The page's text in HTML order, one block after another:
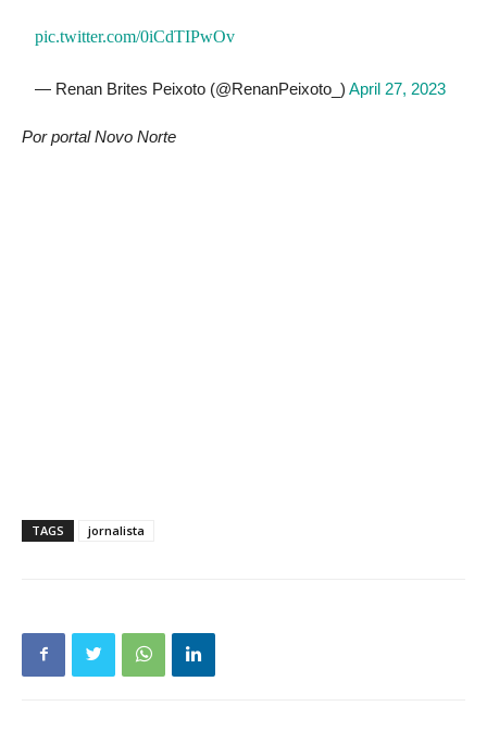
pic.twitter.com/0iCdTIPwOv
— Renan Brites Peixoto (@RenanPeixoto_)April 27, 2023
Por portal Novo Norte
TAGS jornalista